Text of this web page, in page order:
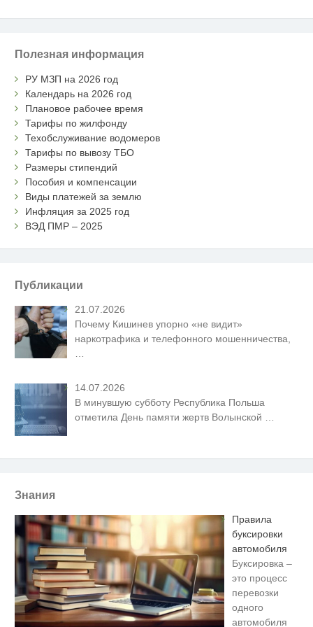
Полезная информация
РУ МЗП на 2026 год
Календарь на 2026 год
Плановое рабочее время
Тарифы по жилфонду
Техобслуживание водомеров
Тарифы по вывозу ТБО
Размеры стипендий
Пособия и компенсации
Виды платежей за землю
Инфляция за 2025 год
ВЭД ПМР – 2025
Публикации
21.07.2026
Почему Кишинев упорно «не видит»
наркотрафика и телефонного мошенничества,
…
14.07.2026
В минувшую субботу Республика Польша
отметила День памяти жертв Волынской
Знания
Правила
буксировки
автомобиля
Буксировка –
это процесс
перевозки
одного
автомобиля